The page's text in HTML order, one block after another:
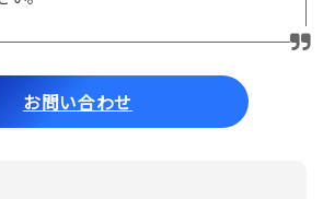
お問い合わせ